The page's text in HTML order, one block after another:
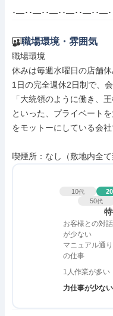
･―･･―･･―･･―･･―･･―
職場環境・雰囲気
職場環境
休みは毎週水曜日の店舗休
1日の完全週休2日制で、
「大統領のように働き、
といった、プライベート
をモットーにしている会社
喫煙所：なし（敷地内全て
10代 20
50代
お客様との対話
が少ない
マニュアル通り
の仕事
1人作業が多い
力仕事が少ない